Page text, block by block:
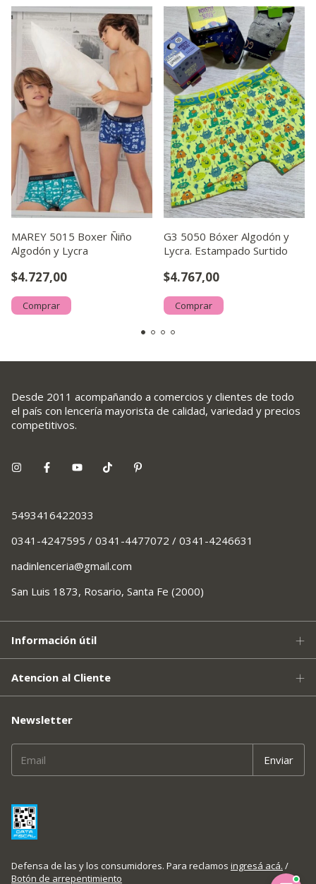
MAREY 5015 Boxer Ñiño
Algodón y Lycra
$4.727,00
Comprar
G3 5050 Bóxer Algodón y
Lycra. Estampado Surtido
$4.767,00
Comprar
Desde 2011 acompañando a comercios y clientes de todo
el país con lencería mayorista de calidad, variedad y precios
competitivos.
5493416422033
0341-4247595 / 0341-4477072 / 0341-4246631
nadinlenceria@gmail.com
San Luis 1873, Rosario, Santa Fe (2000)
Información útil
Atencion al Cliente
Newsletter
Defensa de las y los consumidores. Para reclamos ingresá acá. /
Botón de arrepentimiento